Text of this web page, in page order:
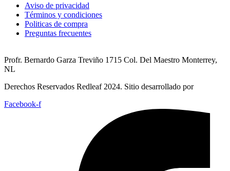
Aviso de privacidad
Términos y condiciones
Politicas de compra
Preguntas frecuentes
Profr. Bernardo Garza Treviño 1715 Col. Del Maestro Monterrey,
NL
Derechos Reservados Redleaf 2024. Sitio desarrollado por
Facebook-f